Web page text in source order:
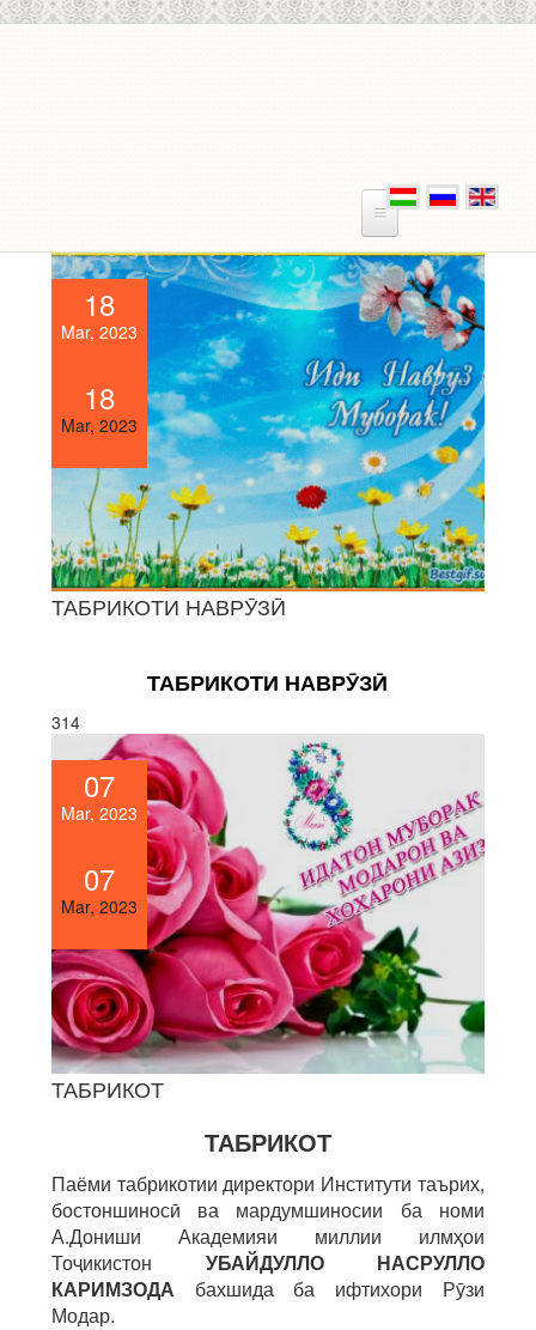
18
Mar, 2023
18
Mar, 2023
ТАБРИКОТИ НАВРӮЗӢ
ТАБРИКОТИ НАВРӮЗӢ
314
07
Mar, 2023
07
Mar, 2023
ТАБРИКОТ
ТАБРИКОТ
Паёми табрикотии директори Институти таърих,
бостоншиносӣ ва мардумшиносии ба номи
А.Дониши Академияи миллии илмҳои
Тоҷикистон УБАЙДУЛЛО НАСРУЛЛО
КАРИМЗОДА бахшида ба ифтихори Рӯзи
Модар.